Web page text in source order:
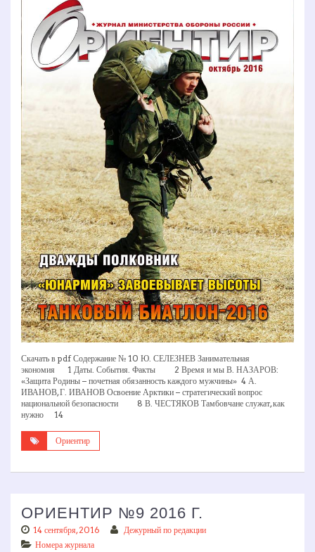
Скачать в pdf Содержание № 10 Ю. СЕЛЕЗНЕВ Занимательная
экономия 1 Даты. События. Факты 2 Время и мы В. НАЗАРОВ:
«Защита Родины – почетная обязанность каждого мужчины» 4 А.
ИВАНОВ, Г. ИВАНОВ Освоение Арктики – стратегический вопрос
национальной безопасности 8 В. ЧЕСТЯКОВ Тамбовчане служат, как
нужно 14
Ориентир
ОРИЕНТИР №9 2016 Г.
14 сентября, 2016
Дежурный по редакции
Номера журнала